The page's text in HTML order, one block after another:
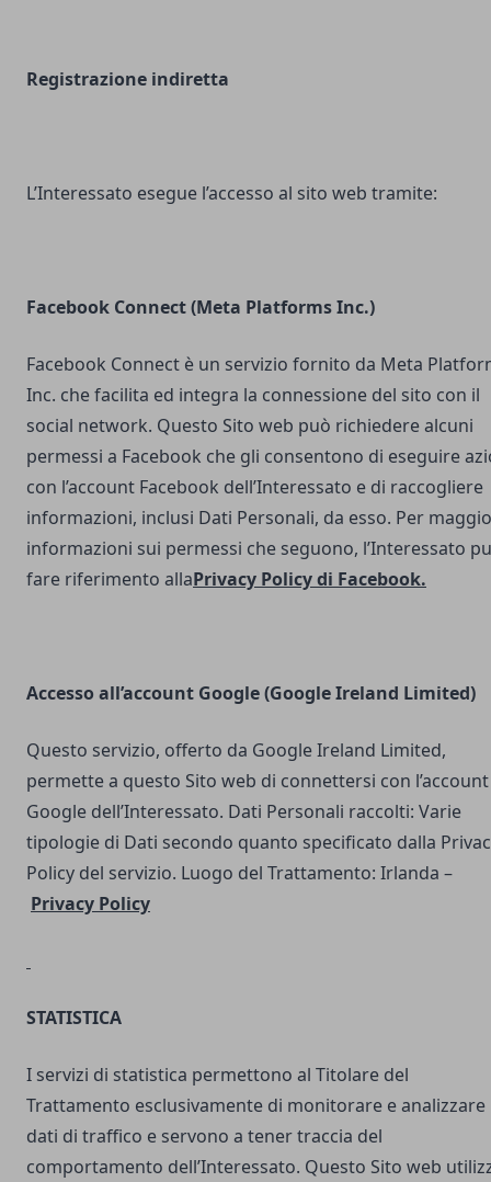
Registrazione indiretta
L’Interessato esegue l’accesso al sito web tramite:
Facebook Connect (Meta Platforms Inc.)
Facebook Connect è un servizio fornito da Meta
Inc. che facilita ed integra la connessione del sito con il
social network. Questo Sito web può richiedere alcuni
permessi a Facebook che gli consentono di eseguire
con l’account Facebook dell’Interessato e di raccogliere
informazioni, inclusi Dati Personali, da esso. Per
informazioni sui permessi che seguono, l’Interessato
fare riferimento allaPrivacy Policy di Facebook.
Accesso all’account Google (Google Ireland Limited)
Questo servizio, offerto da Google Ireland Limited,
permette a questo Sito web di connettersi con l’account
Google dell’Interessato. Dati Personali raccolti: Varie
tipologie di Dati secondo quanto specificato dalla
Policy del servizio. Luogo del Trattamento: Irlanda –
Privacy Policy
STATISTICA
I servizi di statistica permettono al Titolare del
Trattamento esclusivamente di monitorare e analizzare
dati di traffico e servono a tener traccia del
comportamento dell’Interessato. Questo Sito web